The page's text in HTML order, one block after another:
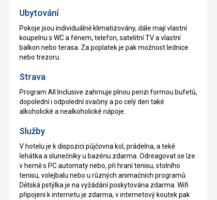
Ubytování
Pokoje jsou individuálně klimatizovány, dále mají vlastní
koupelnu s WC a fénem, telefon, satelitní TV a vlastní
balkon nebo terasa. Za poplatek je pak možnost lednice
nebo trezoru.
Strava
Program All Inclusive zahrnuje plnou penzi formou bufetů,
dopolední i odpolední svačiny a po celý den také
alkoholické a nealkoholické nápoje.
Služby
V hotelu je k dispozici půjčovna kol, prádelna, a teké
lehátka a slunečníky u bazénu zdarma. Odreagovat se lze
v herně s PC automaty nebo, při hraní tenisu, stolního
tenisu, volejbalu nebo u různých animačních programů.
Dětská pstýlka je na vyžádání poskytována zdarma. Wifi
připojení k internetu je zdarma, v internetový koutek pak